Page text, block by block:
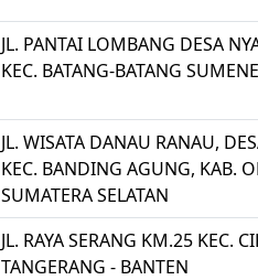
JL. PANTAI LOMBANG DESA
KEC. BATANG-BATANG
JL. WISATA DANAU RANAU,
KEC. BANDING AGUNG, KAB.
SUMATERA SELATAN
JL. RAYA SERANG KM.25 KEC.
TANGERANG - BANTEN